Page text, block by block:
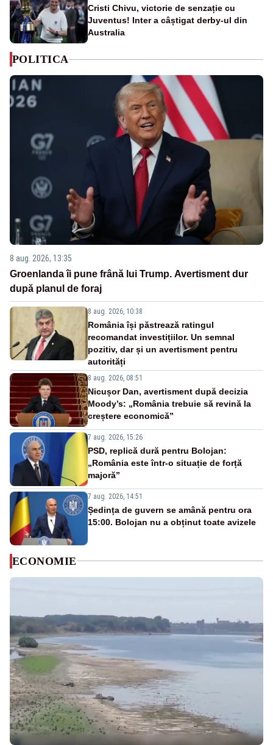
Cristi Chivu, victorie de senzație cu
Juventus! Inter a câștigat derby-ul din
Australia
POLITICA
8 aug. 2026, 13:35
Groenlanda îi pune frână lui Trump. Avertisment dur
după planul de foraj
8 aug. 2026, 10:38
România își păstrează ratingul
recomandat investițiilor. Un semnal
pozitiv, dar și un avertisment pentru
autorități
8 aug. 2026, 08:51
Nicușor Dan, avertisment după decizia
Moody’s: „România trebuie să revină la
creștere economică”
7 aug. 2026, 15:26
PSD, replică dură pentru Bolojan:
„România este într-o situație de forță
majoră”
7 aug. 2026, 14:51
Ședința de guvern se amână pentru ora
15:00. Bolojan nu a obținut toate avizele
ECONOMIE